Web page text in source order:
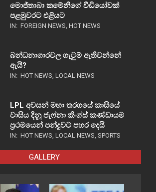
මොජ්තාබා කමේනිගේ වීඩියෝවක්
පළමුවරට එළියට
IN: FOREIGN NEWS HOT NEWS
බන්ධනාගාරවල ගැටුම් ඇතිවන්නේ
ඇයි?
IN: HOT NEWS LOCAL NEWS
LPL අවසන් මහා තරගයේ කාසියේ
වාසිය දිනූ ජැෆ්නා කිංග්ස් කණ්ඩායම
ප්‍රථමයෙන් පන්දුවට පහර දෙයි
IN: HOT NEWS LOCAL NEWS SPORTS
GALLERY